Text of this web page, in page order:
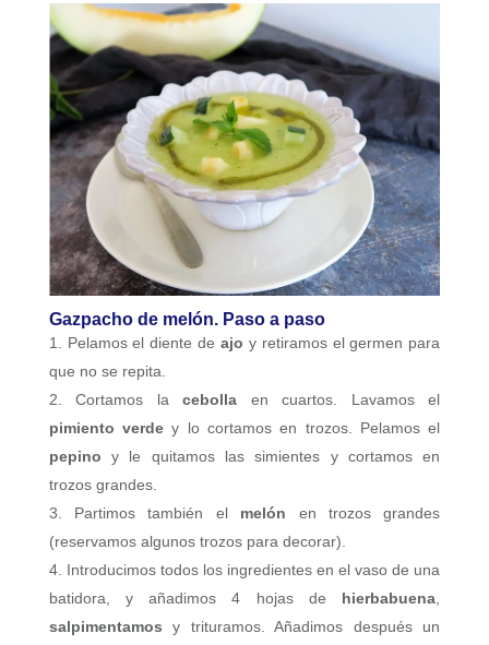
Gazpacho de melón. Paso a paso
Pelamos el diente de ajo y retiramos el germen para
que no se repita.
Cortamos lacebolla en cuartos. Lavamos el
pimiento verde y lo cortamos en trozos. Pelamos el
pepino y le quitamos las simientes y cortamos en
trozos grandes.
Partimos también el melón en trozos grandes
(reservamos algunos trozos para decorar).
Introducimos todos los ingredientes en el vaso de una
batidora, y añadimos 4 hojas de hierbabuena,
salpimentamos y trituramos. Añadimos después un